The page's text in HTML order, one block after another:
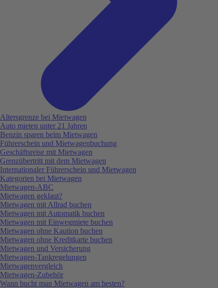
Altersgrenze bei Mietwagen
Auto mieten unter 21 Jahren
Benzin sparen beim Mietwagen
Führerschein und Mietwagenbuchung
Geschäftsreise mit Mietwagen
Grenzübertritt mit dem Mietwagen
Internationaler Führerschein und Mietwagen
Kategorien bei Mietwagen
Mietwagen-ABC
Mietwagen geklaut?
Mietwagen mit Allrad buchen
Mietwagen mit Automatik buchen
Mietwagen mit Einwegmiete buchen
Mietwagen ohne Kaution buchen
Mietwagen ohne Kreditkarte buchen
Mietwagen und Versicherung
Mietwagen-Tankregelungen
Mietwagenvergleich
Mietwagen-Zubehör
Wann bucht man Mietwagen am besten?